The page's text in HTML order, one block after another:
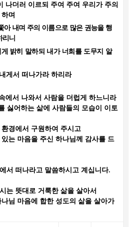
나더러 이르되 주여 주여 우리가 주의
며
아 내며 주의 이름으로 많은 권능을 행
니
밝히 말하되 내가 너희를 도무지 알
내게서 떠나가라 하리라
에서 나와서 사람을 더럽게 하느니라
싫어하는 삶에 사람들의 모습이 이토
경에서 구원하여 주시고
는 마음을 주신 하나님께 감사를 드
서 떠나라고 말씀하시고 계십니다.
는 뜻대로 거룩한 삶을 살아서
님 마음에 합한 성도의 삶을 살아가